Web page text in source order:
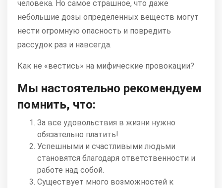
человека. Но самое страшное, что даже
небольшие дозы определенных веществ могут
нести огромную опасность и повредить
рассудок раз и навсегда.
Как не «вестись» на мифические провокации?
Мы настоятельно рекомендуем
помнить, что:
За все удовольствия в жизни нужно
обязательно платить!
Успешными и счастливыми людьми
становятся благодаря ответственности и
работе над собой.
Существует много возможностей к